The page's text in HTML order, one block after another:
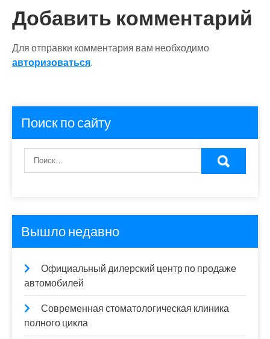
Добавить комментарий
Для отправки комментария вам необходимо
авторизоваться.
Поиск по сайту
Вышло недавно
Официальный дилерский центр по продаже
автомобилей
Современная стоматологическая клиника
полного цикла